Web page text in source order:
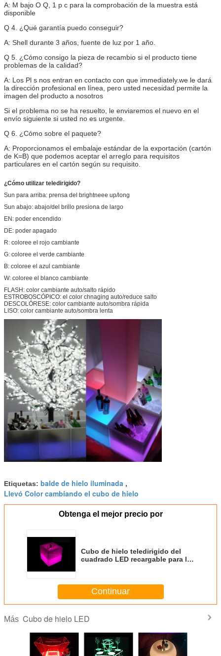
A: M bajo O Q, 1 p c para la comprobación de la muestra está
disponible
Q 4. ¿Qué garantía puedo conseguir?
A: Shell durante 3 años, fuente de luz por 1 año.
Q 5. ¿Cómo consigo la pieza de recambio si el producto tiene
problemas de la calidad?
A: Los Pl s nos entran en contacto con que immediately.we le dará
la dirección profesional en línea, pero usted necesidad permite la
imagen del producto a nosotros
Si el problema no se ha resuelto, le enviaremos el nuevo en el
envío siguiente si usted no es urgente.
Q 6. ¿Cómo sobre el paquete?
A: Proporcionamos el embalaje estándar de la exportación (cartón
de K=B) que podemos aceptar el arreglo para requisitos
particulares en el cartón según su requisito.
¿Cómo utilizar teledirigido?
Sun para arriba: prensa del brightneee up/long
Sun abajo: abajo/del brillo presiona de largo
EN: poder encendido
DE: poder apagado
R: coloree el rojo cambiante
G: coloree el verde cambiante
B: coloree el azul cambiante
W: coloree el blanco cambiante
FLASH: color cambiante auto/salto rápido
ESTROBOSCÓPICO: el color chnaging auto/reduce salto
DESCOLÓRESE: color cambiante auto/sombra rápida
LISO: color cambiante auto/sombra lenta
Etiquetas: balde de hielo iluminada ,
Llevó Color cambiando el cubo de hielo
Obtenga el mejor precio por
Cubo de hielo teledirigido del
cuadrado LED recargable para la
Continuar
Más Cubo de hielo LED